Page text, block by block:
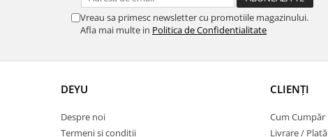
Vreau sa primesc newsletter cu promotiile magazinului.
Afla mai multe in Politica de Confidentialitate
DEYU
Despre noi
Termeni si conditii
CLIENȚI
Cum Cumpăr
Livrare / Plată